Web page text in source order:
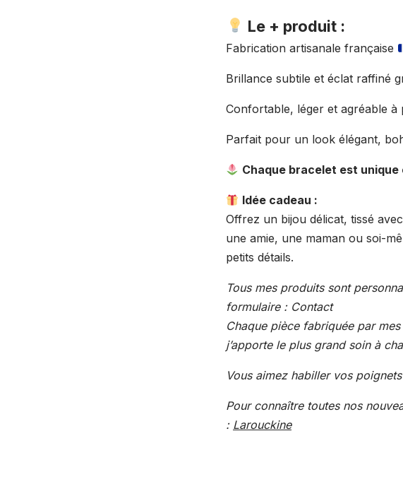
Le + produit :
Fabrication artisanale française
Brillance subtile et éclat raffiné
Confortable, léger et agréable à
Parfait pour un look élégant,
Chaque bracelet est
Idée cadeau :
Offrez un bijou délicat, tissé
une amie, une maman ou soi-
petits détails.
Tous mes produits sont
formulaire : Contact
Chaque pièce fabriquée par
j’apporte le plus grand soin à
Vous aimez habiller vos
Pour connaître toutes nos
: Larouckine